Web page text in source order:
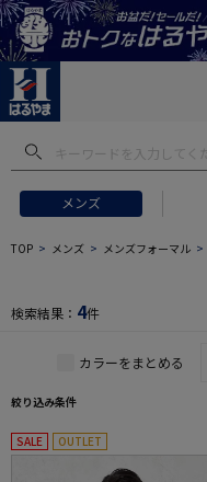
メンズ
フトにおすすめ #セット
TOP メンズ メンズフォーマル
検索結果： 4件
カラーをまとめる
絞り込み条件
SALE OUTLET